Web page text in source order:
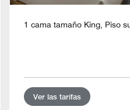
1 cama tamaño King, Piso
Ver las tarifas